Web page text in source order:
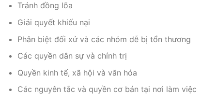
Tránh đồng lõa
Giải quyết khiếu nại
Phân biệt đối xử và các nhóm dễ bị tổn thương
Các quyền dân sự và chính trị
Quyền kinh tế, xã hội và văn hóa
Các nguyên tắc và quyền cơ bản tại nơi làm việc